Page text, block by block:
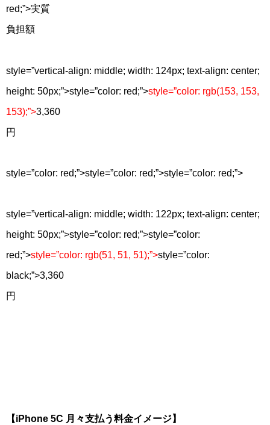
red;”>実質
負担額
style=”vertical-align: middle; width: 124px; text-align: center;
height: 50px;”>style=”color: red;”>style=”color: rgb(153, 153,
153);”>3,360
円
style=”color: red;”>style=”color: red;”>style=”color: red;”>
style=”vertical-align: middle; width: 122px; text-align: center;
height: 50px;”>style=”color: red;”>style=”color:
red;”>style=”color: rgb(51, 51, 51);”>style=”color:
black;”>3,360
円
【iPhone 5C 月々支払う料金イメージ】